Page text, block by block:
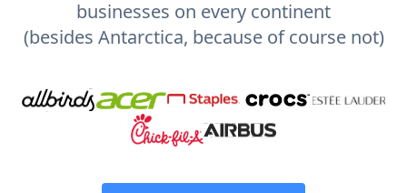
businesses on every continent
(besides Antarctica, because of course not)